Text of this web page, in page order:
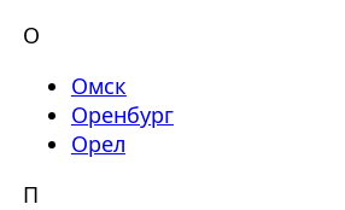
О
Омск
Оренбург
Орел
П